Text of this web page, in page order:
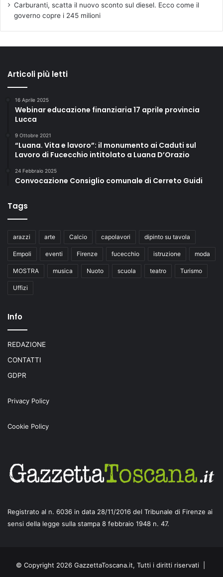
Carburanti, scatta il nuovo sconto sul diesel. Ecco come il
governo copre i 245 milioni
Articoli più letti
16 Aprile 2025
Webinar educazione finanziaria 17 aprile provincia
Lucca
9 Ottobre 2021
“Luana. Vita e lavoro”: il monumento ai Caduti sul
Lavoro di Fucecchio intitolato a Luana D’Orazio
24 Febbraio 2025
Convocazione Consiglio comunale di Cerreto Guidi
Tags
arazzi arte Calcio capolavori dipinto su tavola
Empoli eventi Firenze fucecchio istruzione moda
MOSTRA musica Nuoto scuola teatro Turismo
Uffizi
Info
REDAZIONE
CONTATTI
GDPR
Privacy Policy
Cookie Policy
Registrato al n. 6036 in data 28/11/2016 del Tribunale di Firenze ai
sensi della legge sulla stampa 8 febbraio 1948 n. 47.
© Copyright 2026 GazzettaToscana.it, Tutti i diritti riservati |